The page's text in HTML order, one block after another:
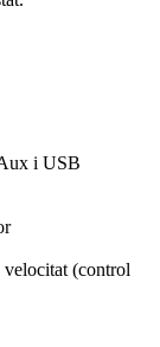
i USB
velocitat (control